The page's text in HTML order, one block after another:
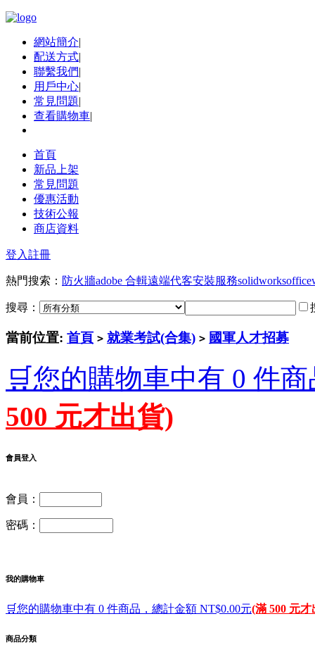
網站簡介|
配送方式|
聯繫我們|
用戶中心|
常見問題|
查看購物車|
首頁
新品上架
常見問題
優惠活動
技術公報
商店資料
登入註冊
熱門搜索： 防火牆adobe 合輯遠端代客安裝服務solidworksoffice
搜尋：
當前位置: 首頁 > 就業考試(合集) > 國軍人才招募
🛒您的購物車中有 0 件
500 元才出貨)
會員登入
會員：
密碼：
我的購物車
🛒您的購物車中有 0 件商品，總計金額 NT$0.00元(滿 500 元才
商品分類